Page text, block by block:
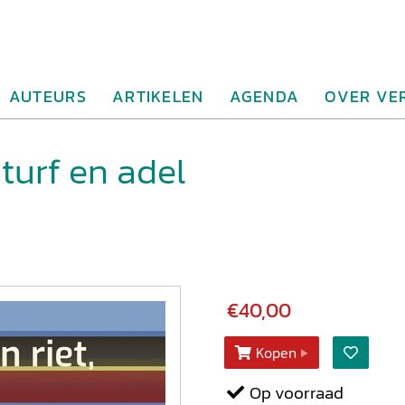
AUTEURS ARTIKELEN AGENDA OVER
en adel
€40,00
Kopen
Op voorraad